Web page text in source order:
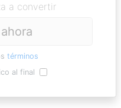
a convertir
términos
al final